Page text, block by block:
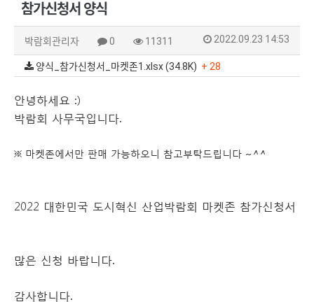
참가신청서 양식
박람회관리자 0 11311 2022.09.23 14:53
양식_참가신청서_마켓존1.xlsx (34.8K) + 28
안녕하세요 :)
박람회 사무국입니다.
※ 마켓존에서만 판매 가능하오니 참고부탁드립니다 ~^^
2022 대한민국 도시혁신 산업박람회 마켓존 참가신청서
많은 신청 바랍니다.
감사합니다.